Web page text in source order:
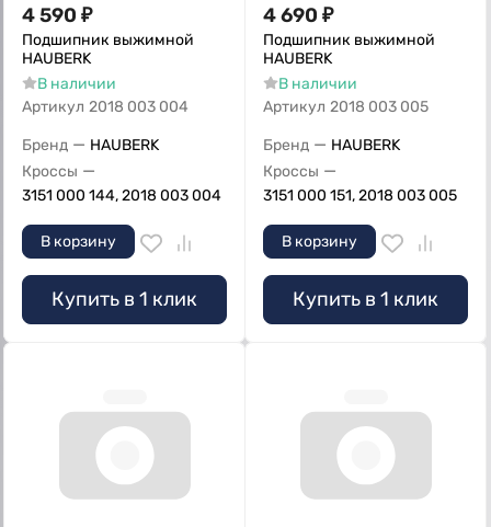
4 590 ₽
Подшипник выжимной
HAUBERK
В наличии
Артикул 2018 003 004
Бренд — HAUBERK
Кроссы —
3151 000 144, 2018 003 004
В корзину
Купить в 1 клик
4 690 ₽
Подшипник выжимной
HAUBERK
В наличии
Артикул 2018 003 005
Бренд — HAUBERK
Кроссы —
3151 000 151, 2018 003 005
В корзину
Купить в 1 клик